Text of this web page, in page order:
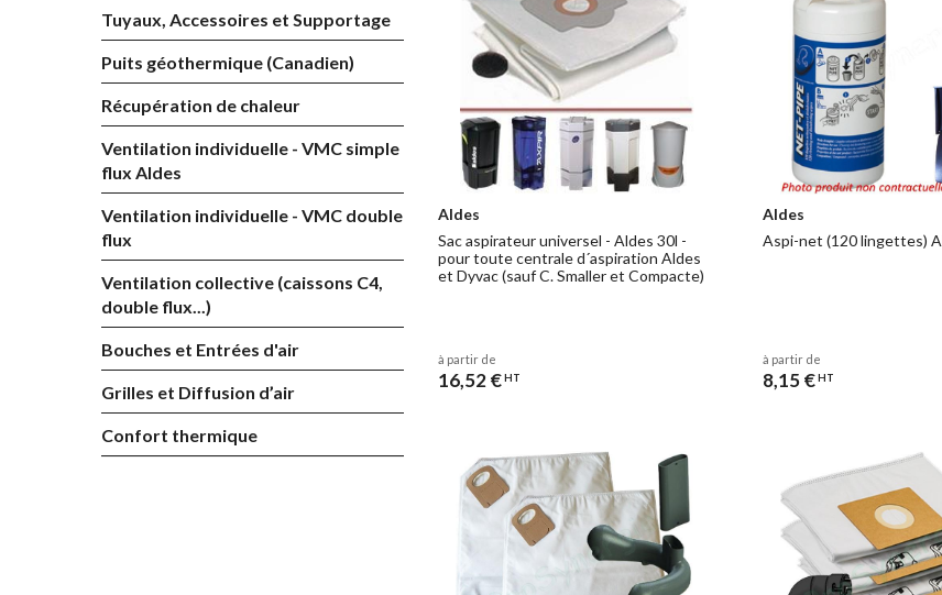
Tuyaux, Accessoires et Supportage
Puits géothermique (Canadien)
Récupération de chaleur
Ventilation individuelle - VMC simple
flux Aldes
Ventilation individuelle - VMC double
flux
Ventilation collective (caissons C4,
double flux...)
Bouches et Entrées d'air
Grilles et Diffusion d’air
Confort thermique
Aldes
Sac aspirateur universel - Aldes 30l -
pour toute centrale d´aspiration Aldes
et Dyvac (sauf C. Smaller et Compacte)
à partir de
16,52 €HT
Aldes
Aspi-net (120 lingettes)
à partir de
8,15 €HT